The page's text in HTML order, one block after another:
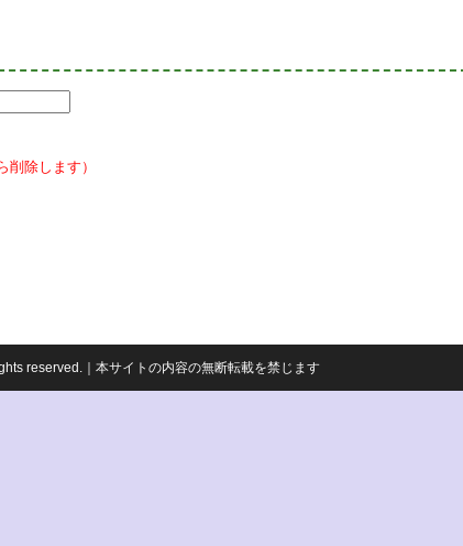
除します）
reserved.｜本サイトの内容の無断転載を禁じます